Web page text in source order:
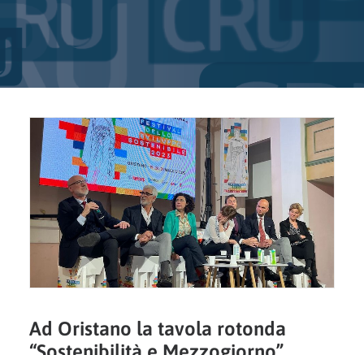
Ad Oristano la tavola rotonda